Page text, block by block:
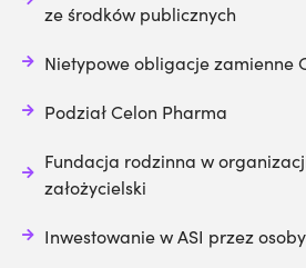
ze środków publicznych
Nietypowe obligacje zamienne
Podział Celon Pharma
Fundacja rodzinna w
założycielski
Inwestowanie w ASI przez